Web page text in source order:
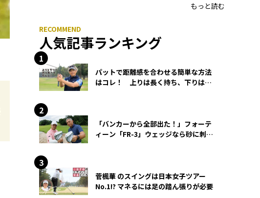
もっと読む
人気記事ランキング
パットで距離感を合わせる簡単な方法
はコレ！ 上りは長く持ち、下りは短
「バンカーから全部出た！」フォーテ
ィーン「FR-3」ウェッジなら砂に刺さ
菅楓華 のスイングは日本女子ツアー
No.1!? マネるには足の踏ん張りが必要